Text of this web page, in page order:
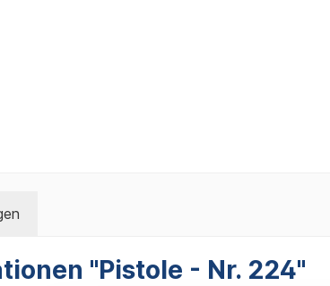
"Pistole - Nr. 224"